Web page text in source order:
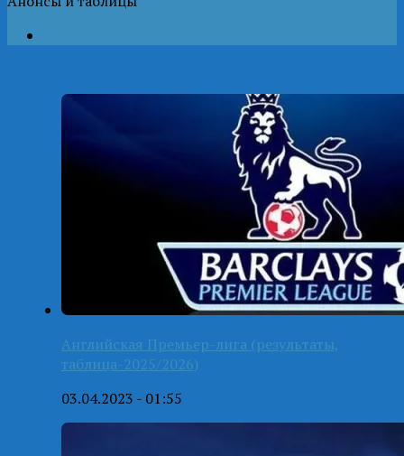
Английская Премьер-лига (результаты,
таблица-2025/2026)
03.04.2023 - 01:55